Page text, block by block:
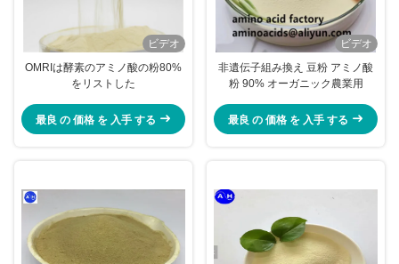
ビデオ
OMRIは酵素のアミノ酸の粉80%
をリストした
最良 の 価格 を 入手 する
ビデオ
非遺伝子組み換え 豆粉 アミノ酸
粉 90% オーガニック農業用
最良 の 価格 を 入手 する